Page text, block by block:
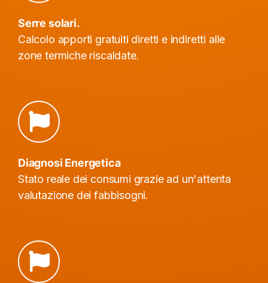
Serre solari.
Calcolo apporti gratuiti diretti e indiretti alle
zone termiche riscaldate.
Diagnosi Energetica
Stato reale dei consumi grazie ad un'attenta
valutazione dei fabbisogni.